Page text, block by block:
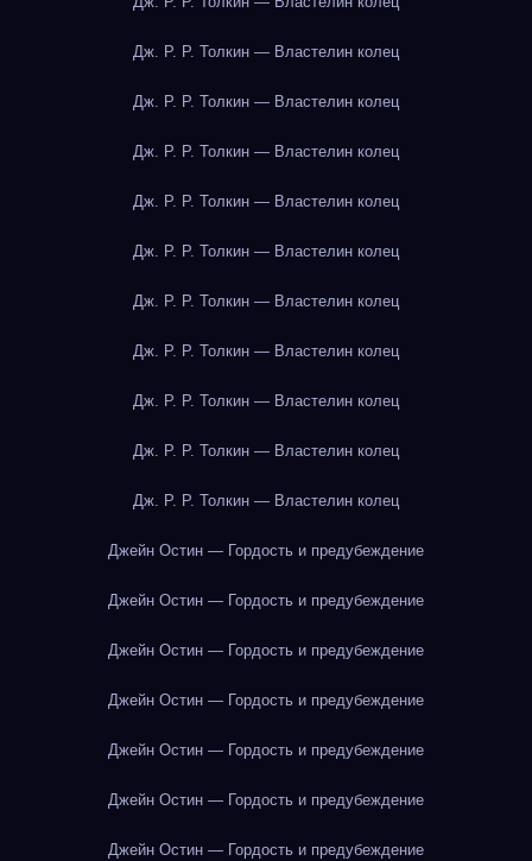
Дж. Р. Р. Толкин — Властелин колец
Дж. Р. Р. Толкин — Властелин колец
Дж. Р. Р. Толкин — Властелин колец
Дж. Р. Р. Толкин — Властелин колец
Дж. Р. Р. Толкин — Властелин колец
Дж. Р. Р. Толкин — Властелин колец
Дж. Р. Р. Толкин — Властелин колец
Дж. Р. Р. Толкин — Властелин колец
Дж. Р. Р. Толкин — Властелин колец
Дж. Р. Р. Толкин — Властелин колец
Джейн Остин — Гордость и предубеждение
Джейн Остин — Гордость и предубеждение
Джейн Остин — Гордость и предубеждение
Джейн Остин — Гордость и предубеждение
Джейн Остин — Гордость и предубеждение
Джейн Остин — Гордость и предубеждение
Джейн Остин — Гордость и предубеждение